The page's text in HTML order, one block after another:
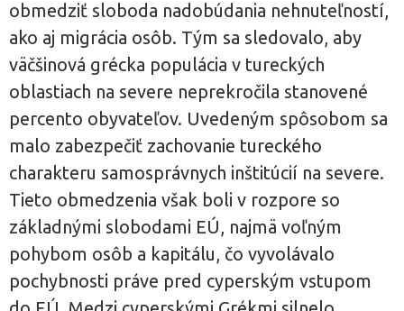
obmedziť sloboda nadobúdania nehnuteľností,
ako aj migrácia osôb. Tým sa sledovalo, aby
väčšinová grécka populácia v tureckých
oblastiach na severe neprekročila stanovené
percento obyvateľov. Uvedeným spôsobom sa
malo zabezpečiť zachovanie tureckého
charakteru samosprávnych inštitúcií na severe.
Tieto obmedzenia však boli v rozpore so
základnými slobodami EÚ, najmä voľným
pohybom osôb a kapitálu, čo vyvolávalo
pochybnosti práve pred cyperským vstupom